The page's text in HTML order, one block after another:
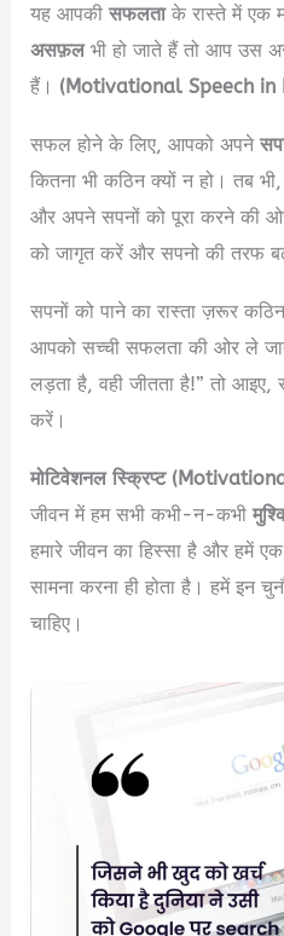
यह आपकीसफलताके रास्ते में एक
असफ़लभी हो जाते हैं तो आप
हैं। (Motivational Speech in
सफल होने के लिए, आपको अपने
कितना भी कठिन क्यों न हो। तब
और अपने सपनों को पूरा करने की
को जागृत करें और सपनो की तरफ
सपनों को पाने का रास्ता ज़रूर
आपको सच्ची सफलता की ओर ले
लड़ता है, वही जीतता है!” तो
करें।
मोटिवेशनल स्क्रिप्ट
जीवन में हम सभी कभी-न-कभी
हमारे जीवन का हिस्सा है और हमें
सामना करना ही होता है। हमें इन
चाहिए।